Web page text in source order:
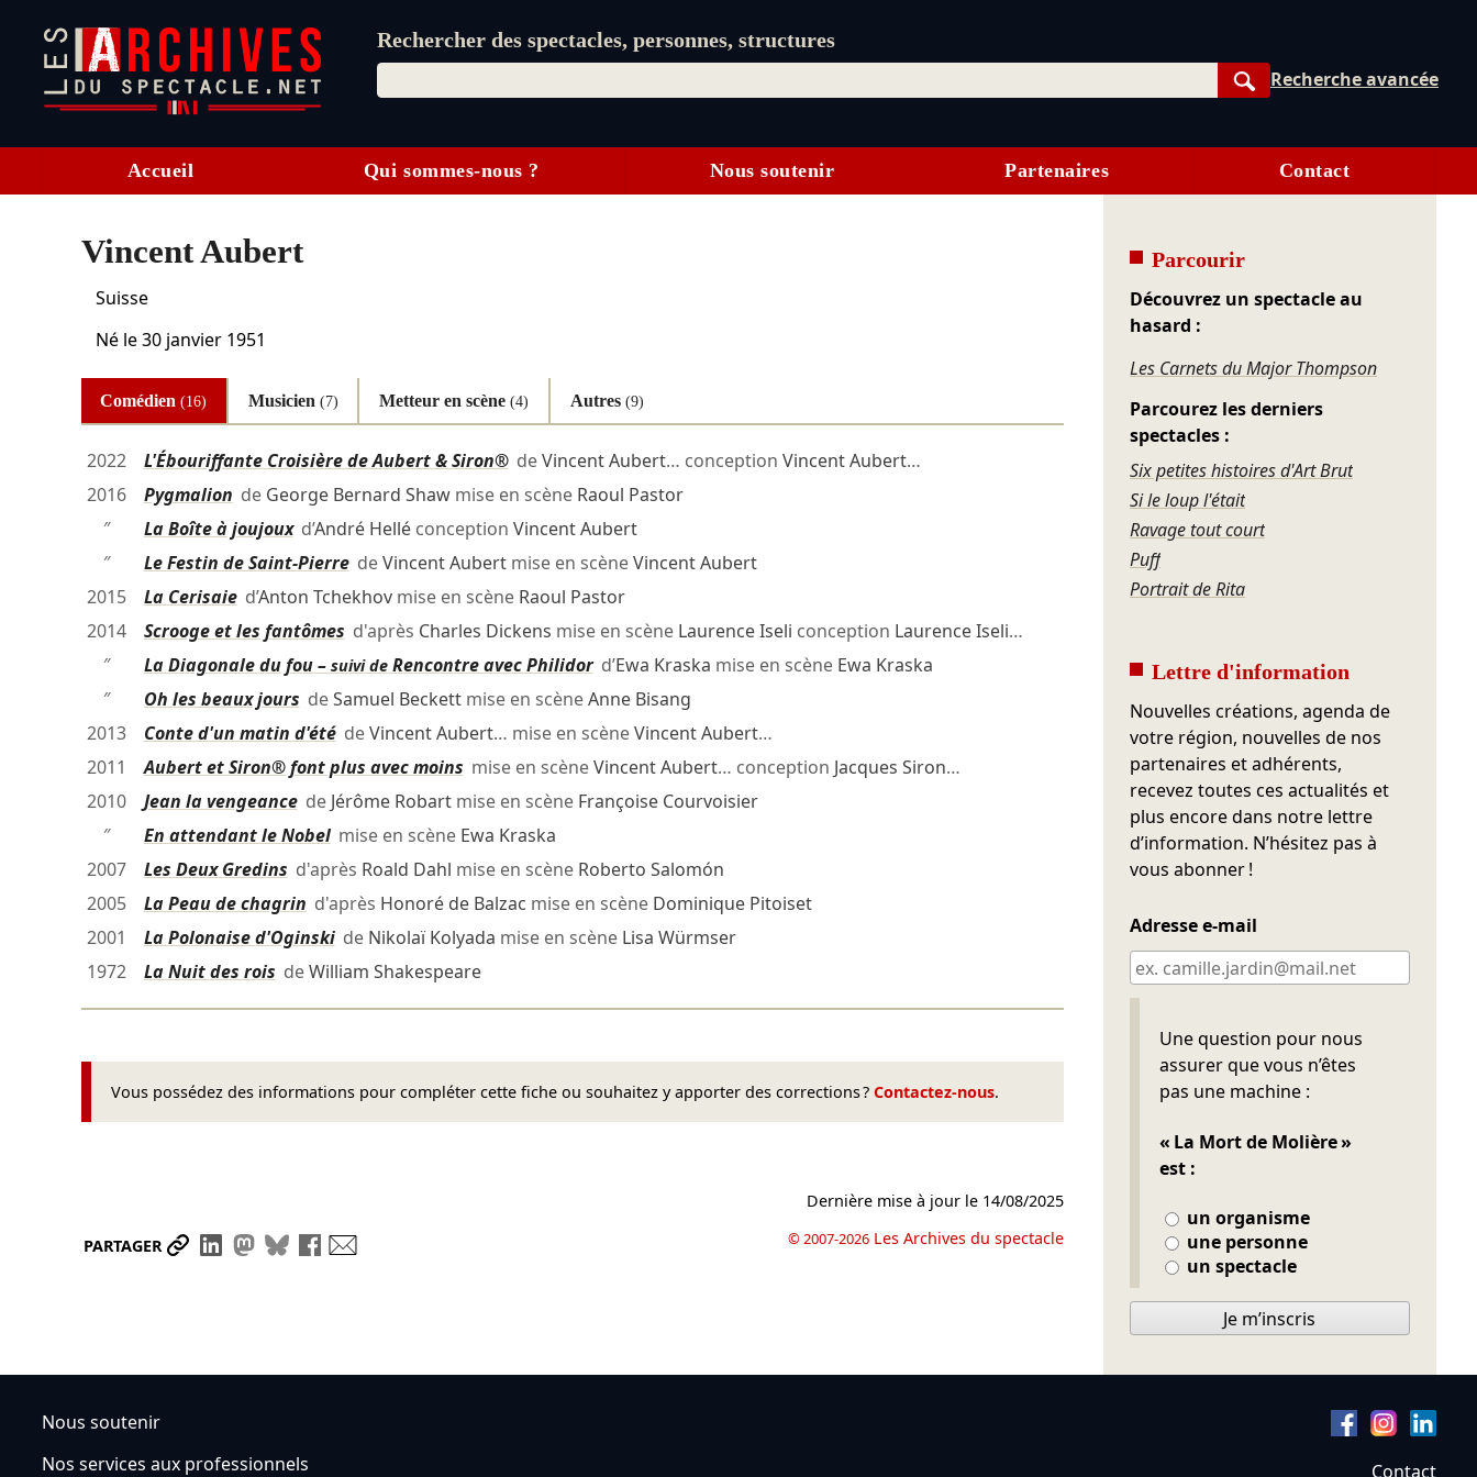
Rechercher des spectacles, personnes, structures
Rechercher
Recherche avancée
Accueil Qui sommes-nous ? Nous soutenir Partenaires Contact
Vincent Aubert
Suisse
Né le30 janvier 1951
Comédien(16) Musicien (7) Metteur en scène(4) Autres (9)
2022 L'Ébouriffante Croisière de Aubert & Siron®deVincent Aubert… conception Vincent Aubert…
2016
Pygmalion de George Bernard Shawmise en scène Raoul Pastor
″
La Boîte à joujouxd’André Helléconception Vincent Aubert
″
Le Festin de Saint-PierredeVincent Aubertmise en scèneVincent Aubert
2015
La Cerisaied’Anton Tchekhovmise en scène Raoul Pastor
2014
Scrooge et les fantômes d'après Charles Dickens mise en scène Laurence Iseli conception Laurence Iseli…
″
La Diagonale du fou – suivi deRencontre avec Philidord’Ewa Kraska mise en scène Ewa Kraska
″
Oh les beaux jours deSamuel Beckettmise en scèneAnne Bisang
2013
Conte d'un matin d'étédeVincent Aubert… mise en scèneVincent Aubert…
2011
Aubert et Siron® font plus avec moins mise en scèneVincent Aubert… conception Jacques Siron…
2010
Jean la vengeancede Jérôme Robartmise en scène Françoise Courvoisier
″
En attendant le Nobelmise en scène Ewa Kraska
2007
Les Deux Gredins d'après Roald Dahl mise en scène Roberto Salomón
2005
La Peau de chagrin d'après Honoré de Balzac mise en scène Dominique Pitoiset
2001
La Polonaise d'Oginskide Nikolaï Kolyada mise en scène Lisa Würmser
1972
La Nuit des rois deWilliam Shakespeare
Vous possédez des informations pour compléter cette fiche ou souhaitez y apporter des corrections ? Contactez-nous.
PARTAGER Partager le lien
Partager sur LinkedIn
Partager sur Mastodon
Partager sur Bluesky
Partager sur Facebook
Dernière mise à jour le 14/08/2025
© 2007-2026 Les Archives du spectacle
Parcourir
Découvrez un spectacle au
hasard :
Les Carnets du Major Thompson
Parcourez les derniers
spectacles :
Six petites histoires d'Art Brut
Si le loup l'était
Ravage tout court
Puff
Portrait de Rita
Lettre d'information
Nouvelles créations, agenda de
votre région, nouvelles de nos
partenaires et adhérents,
recevez toutes ces actualités et
plus encore dans notre lettre
d’information. N’hésitez pas à
vous abonner !
Adresse e-mail
Une question pour nous
assurer que vous n’êtes
pas une machine :
« La Mort de Molière »
est :
un organisme
une personne
un spectacle
Ne pas remplir
Je m’inscris
Nous soutenir
Nos services aux professionnels
Contact